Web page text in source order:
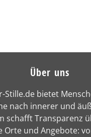
Über uns
Stille.de bietet
nach innerer und
schafft Transparenz
Orte und Angebote: